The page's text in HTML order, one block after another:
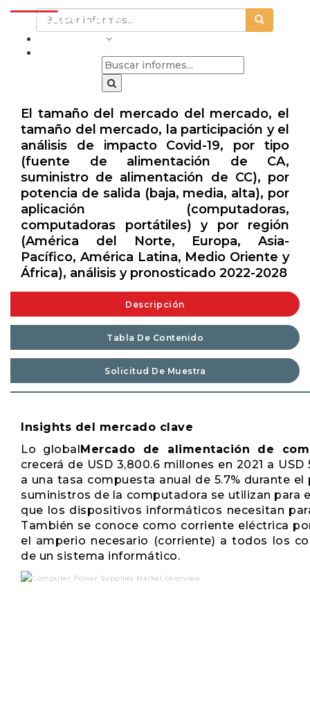
El tamaño del mercado del mercado, el
tamaño del mercado, la participación y el
análisis de impacto Covid-19, por tipo
(fuente de alimentación de CA,
suministro de alimentación de CC), por
potencia de salida (baja, media, alta), por
aplicación (computadoras,
computadoras portátiles) y por región
(América del Norte, Europa, Asia-
Pacífico, América Latina, Medio Oriente y
África), análisis y pronosticado 2022-2028
Descripción
Tabla De Contenido
Solicitud De Muestra
Insights del mercado clave
Lo globalMercado de alimentación de
crecerá de USD 3,800.6 millones en 2021 a
a una tasa compuesta anual de 5.7% durante
suministros de la computadora se utilizan para
que los dispositivos informáticos necesitan
También se conoce como corriente eléctrica
el amperio necesario (corriente) a todos los
de un sistema informático.